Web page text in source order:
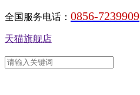
全国服务电话： 0856-7239909
天猫旗舰店